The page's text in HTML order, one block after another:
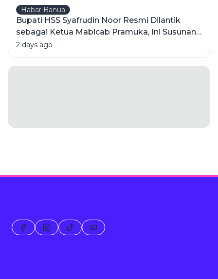
Habar Banua
Bupati HSS Syafrudin Noor Resmi Dilantik
sebagai Ketua Mabicab Pramuka, Ini Susunan
Pengurus 2025-2030
2 days ago